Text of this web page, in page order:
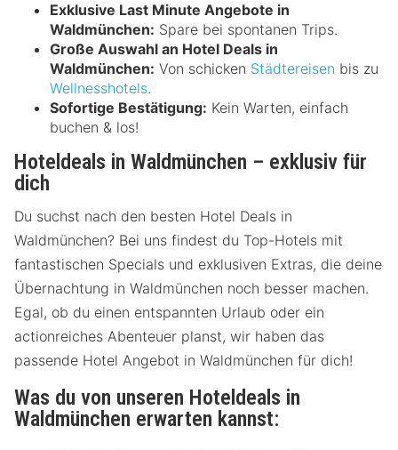
Exklusive Last Minute Angebote in
Waldmünchen: Spare bei spontanen Trips.
Große Auswahl an Hotel Deals in
Waldmünchen: Von schicken Städtereisen bis zu
Wellnesshotels.
Sofortige Bestätigung: Kein Warten, einfach
buchen & los!
Hoteldeals in Waldmünchen – exklusiv für
dich
Du suchst nach den besten Hotel Deals in
Waldmünchen? Bei uns findest du Top-Hotels mit
fantastischen Specials und exklusiven Extras, die deine
Übernachtung in Waldmünchen noch besser machen.
Egal, ob du einen entspannten Urlaub oder ein
actionreiches Abenteuer planst, wir haben das
passende Hotel Angebot in Waldmünchen für dich!
Was du von unseren Hoteldeals in
Waldmünchen erwarten kannst: